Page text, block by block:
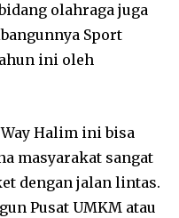
olahraga juga
Sport
ini oleh
Way Halim ini bisa
masyarakat sangat
dengan jalan lintas.
Pusat UMKM atau